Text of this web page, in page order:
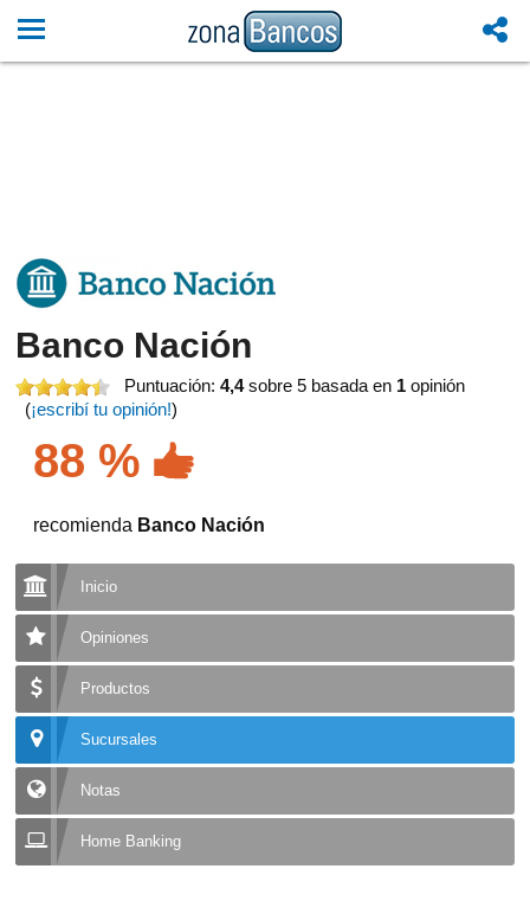
Banco Nación
Puntuación:4,4sobre 5 basada en 1 opinión
(¡escribí tu opinión!)
88 %
recomienda Banco Nación
Inicio
Opiniones
Productos
Sucursales
Notas
Home Banking